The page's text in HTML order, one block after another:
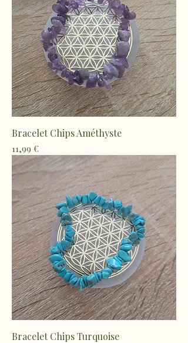
Bracelet Chips Améthyste
Prix
11,99 €
Bracelet Chips Turquoise